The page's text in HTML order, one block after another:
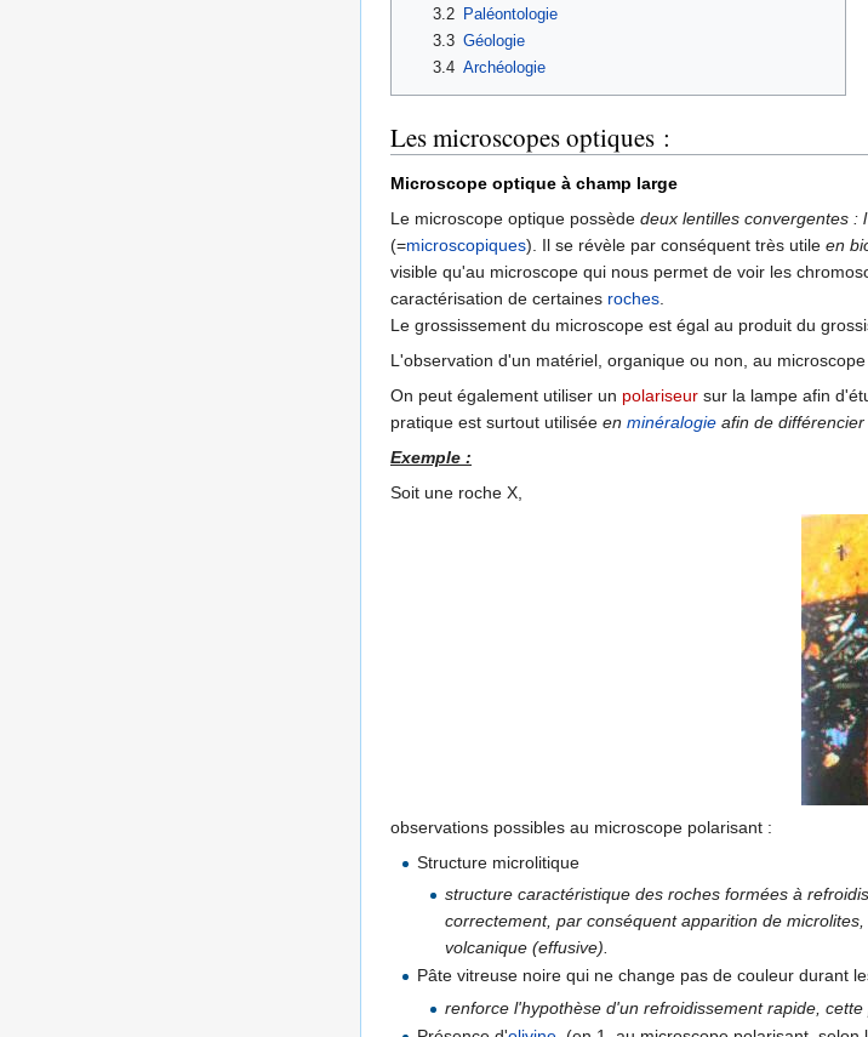
3.2 Paléontologie
3.3 Géologie
3.4 Archéologie
Les microscopes optiques :
Microscope optique à champ large
Le microscope optique possède deux lentilles convergentes :
(=microscopiques). Il se révèle par conséquent très utile en
visible qu'au microscope qui nous permet de voir les
caractérisation de certaines roches
Le grossissement du microscope est égal au produit du
L'observation d'un matériel, organique ou non, au
On peut également utiliser un polariseur sur la lampe afin
pratique est surtout utilisée en minéralogie afin de
Exemple :
Soit une roche X,
observations possibles au microscope polarisant :
Structure microlitique
structure caractéristique des roches formées à
correctement, par conséquent apparition de
volcanique (effusive).
Pâte vitreuse noire qui ne change pas de couleur durant
renforce l'hypothèse d'un refroidissement rapide,